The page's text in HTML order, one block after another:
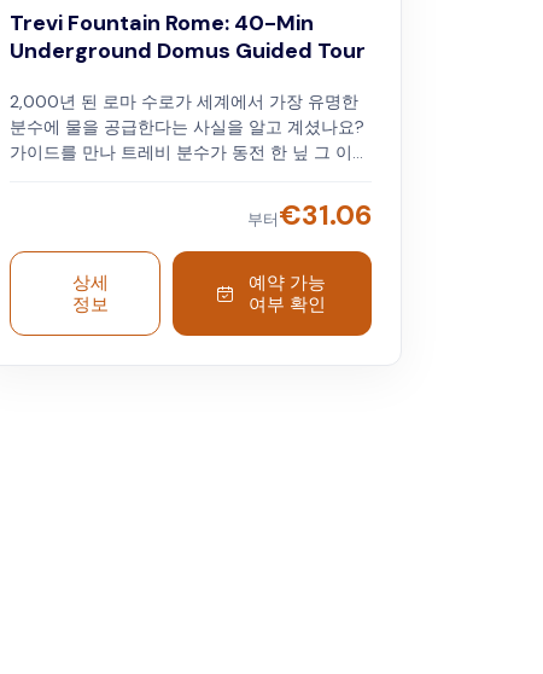
Trevi Fountain Rome: 40-Min
Underground Domus Guided Tour
2,000년 된 로마 수로가 세계에서 가장 유명한
분수에 물을 공급한다는 사실을 알고 계셨나요?
가이드를 만나 트레비 분수가 동전 한 닢 그 이상
어 대부분의 관광객이 놓치는 모든 세부 사항을
아래의 원석에서 우아하게 모양을 갖춘 신화적
인물을 발견하십시오. 물의 힘을 느끼고 듣고 디
자이너가 의도한 대로 이 상징적인 걸작의 메시
지를 정확히 인식하세요. 잠시 시간을 내어 아름
부터€31.06
상세
정보
예약 가능
여부 확인